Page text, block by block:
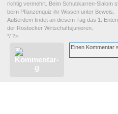
richtig vermehrt. Beim Schubkarren-Slalom
beim Pflanzenquiz ihr Wissen unter Beweis.
Außerdem findet an diesem Tag das 1.
der Rostocker Wirtschaftsjunioren.
*/ ?>